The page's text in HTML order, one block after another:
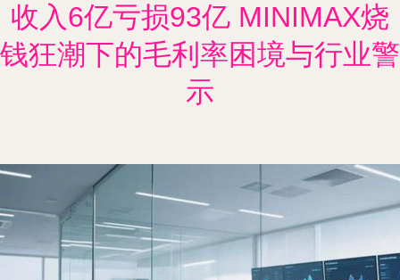
收入6亿亏损93亿 MINIMAX烧
钱狂潮下的毛利率困境与行业警
示